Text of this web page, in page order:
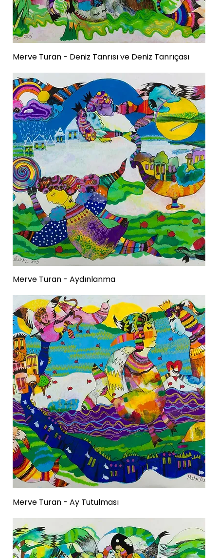
Merve Turan - Deniz Tanrısı ve Deniz Tanrıçası
Merve Turan - Aydınlanma
Merve Turan - Ay Tutulması